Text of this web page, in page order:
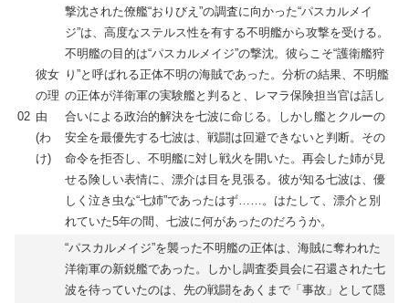
02
彼女
の理
由
(わ
け)
撃沈された僚艦“おりびえ”の調査に向かった“パスカルメイ
ジ”は、高度なステルス性を有する不明艦から攻撃を受ける。
不明艦の目的は“パスカルメイジ”の撃沈。彼らこそ“護衛艦狩
り”と呼ばれる正体不明の海賊であった。分析の結果、不明艦
の正体が洋衛軍の実験艦と判ると、レマラ保険担当官は話し
合いによる政治的解決を七波に命じる。しかし艦とクルーの
安全を最優先する七波は、戦闘は回避できないと判断。その
命令を拒否し、不明艦に対し戦火を開いた。再会した姉が見
せる険しい表情に、漂介は目を見張る。彼が知る七波は、優
しく泣き虫な“七姉”であったはず……。はたして、漂介と別
れていた5年の間、七波に何があったのだろうか。
“パスカルメイジ”を襲った不明艦の正体は、海賊に奪われた
洋衛軍の新鋭艦であった。しかし調査委員会に召還された七
波を待っていたのは、先の戦闘をあくまで「事故」として隠